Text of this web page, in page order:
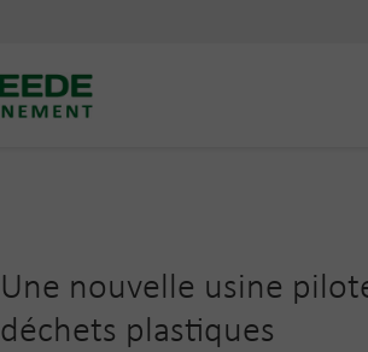
Une nouvelle usine
déchets plastiques